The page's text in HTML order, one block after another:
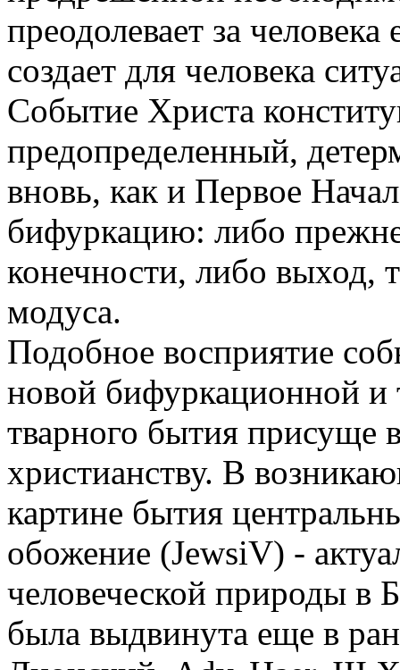
преодолевает за
создает для человека
Событие Христа
предопределенный,
вновь, как и Первое
бифуркацию: либо
конечности, либо выход,
модуса.
Подобное восприятие
новой бифуркационной
тварного бытия присуще
христианству. В
картине бытия
обожение (JewsiV) -
человеческой природы в
была выдвинута еще в